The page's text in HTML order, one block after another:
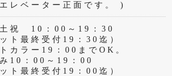
レベーター正面です。 )
土祝 10：00～19：30
ット最終受付19：30迄）
カラー19：00までOK。
10：00～19：00
ット最終受付19：00迄）